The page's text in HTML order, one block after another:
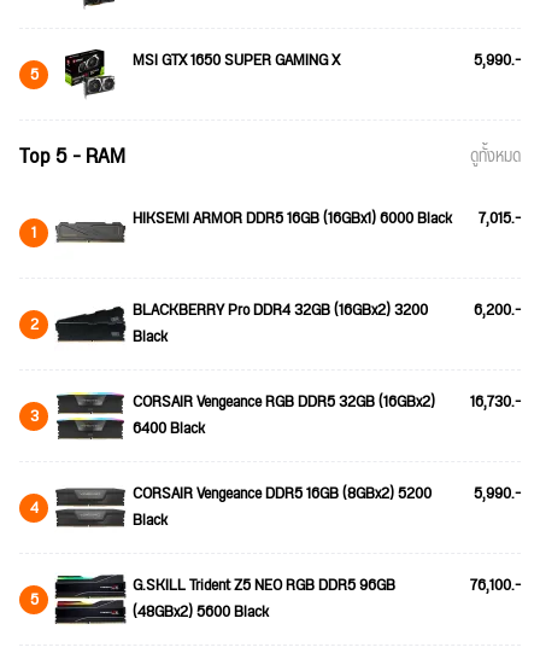
5 MSI GTX 1650 SUPER GAMING X 5,990.-
Top 5 - RAM ดูทั้งหมด
1 HIKSEMI ARMOR DDR5 16GB (16GBx1) 6000 Black 7,015.-
2
BLACKBERRY Pro DDR4 32GB (16GBx2) 3200
Black
6,200.-
3
CORSAIR Vengeance RGB DDR5 32GB (16GBx2)
6400 Black
16,730.-
4
CORSAIR Vengeance DDR5 16GB (8GBx2) 5200
Black
5,990.-
5
G.SKILL Trident Z5 NEO RGB DDR5 96GB
(48GBx2) 5600 Black
76,100.-